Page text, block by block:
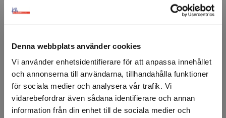
Denna webbplats använder cookies
Vi använder enhetsidentifierare för att anpassa innehållet
och annonserna till användarna, tillhandahålla funktioner
för sociala medier och analysera vår trafik. Vi
vidarebefordrar även sådana identifierare och annan
information från din enhet till de sociala medier och
Cardinal Red